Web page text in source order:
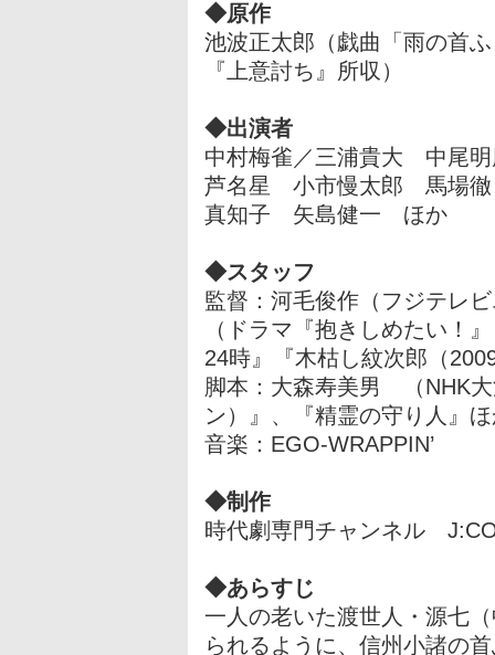
◆原作
池波正太郎（戯曲「雨の首
『上意討ち』所収）
◆出演者
中村梅雀／三浦貴大 中尾
芦名星 小市慢太郎 馬場
真知子 矢島健一 ほか
◆スタッフ
監督：河毛俊作（フジテレ
（ドラマ『抱きしめたい！
24時』『木枯し紋次郎（
脚本：大森寿美男 （NHK
ン）』、『精霊の守り人』
音楽：EGO-WRAPPIN’
◆制作
時代劇専門チャンネル
◆あらすじ
一人の老いた渡世人・源七
られるように、信州小諸の